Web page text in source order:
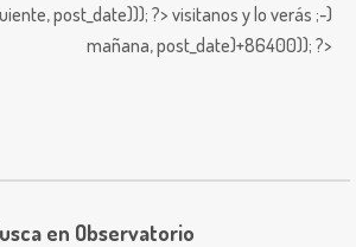
post_date))); ?> visitanos y lo verás ;-)
mañana,post_date)+86400)); ?>
en Observatorio